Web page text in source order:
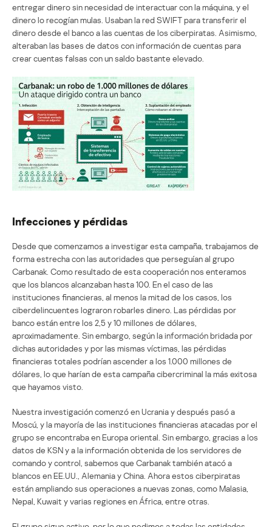
entregar dinero sin necesidad de interactuar con la máquina, y el
dinero lo recogían mulas. Usaban la red SWIFT para transferir el
dinero desde el banco a las cuentas de los ciberpiratas. Asimismo,
alteraban las bases de datos con información de cuentas para
crear cuentas falsas con un saldo bastante elevado.
Infecciones y pérdidas
Desde que comenzamos a investigar esta campaña, trabajamos de
forma estrecha con las autoridades que perseguían al grupo
Carbanak. Como resultado de esta cooperación nos enteramos
que los blancos alcanzaban hasta 100. En el caso de las
instituciones financieras, al menos la mitad de los casos, los
ciberdelincuentes lograron robarles dinero. Las pérdidas por
banco están entre los 2,5 y 10 millones de dólares,
aproximadamente. Sin embargo, según la información bridada por
dichas autoridades y por las mismas víctimas, las pérdidas
financieras totales podrían ascender a los 1.000 millones de
dólares, lo que harían de esta campaña cibercriminal la más exitosa
que hayamos visto.
Nuestra investigación comenzó en Ucrania y después pasó a
Moscú, y la mayoría de las instituciones financieras atacadas por el
grupo se encontraba en Europa oriental. Sin embargo, gracias a los
datos de KSN y a la información obtenida de los servidores de
comando y control, sabemos que Carbanak también atacó a
blancos en EE.UU., Alemania y China. Ahora estos ciberpiratas
están ampliando sus operaciones a nuevas zonas, como Malasia,
Nepal, Kuwait y varias regiones en África, entre otras.